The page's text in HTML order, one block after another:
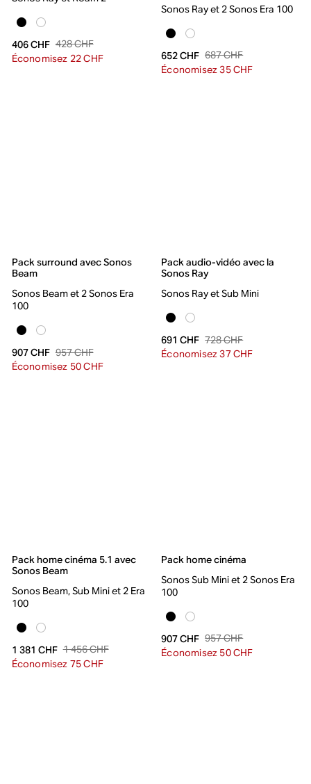
406 CHF 428 CHF
Économisez 22 CHF
Sonos Ray et 2 Sonos Era 100
652 CHF 687 CHF
Économisez 35 CHF
Pack surround avec Sonos
Beam
Sonos Beam et 2 Sonos Era
100
907 CHF 957 CHF
Économisez 50 CHF
Pack audio-vidéo avec la
Sonos Ray
Sonos Ray et Sub Mini
691 CHF 728 CHF
Économisez 37 CHF
Pack home cinéma 5.1 avec
Sonos Beam
Sonos Beam, Sub Mini et 2 Era
100
1 381 CHF 1 456 CHF
Économisez 75 CHF
Pack home cinéma
Sonos Sub Mini et 2 Sonos Era
100
907 CHF 957 CHF
Économisez 50 CHF